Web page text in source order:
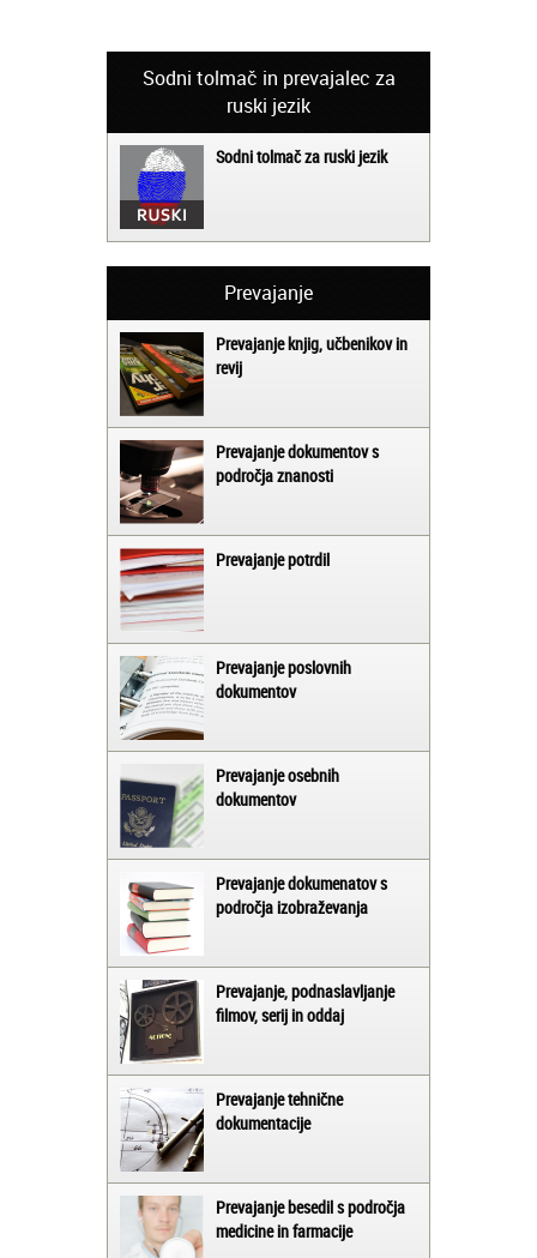
Sodni tolmač in prevajalec za
ruski jezik
Sodni tolmač za ruski jezik
Prevajanje
Prevajanje knjig, učbenikov in
revij
Prevajanje dokumentov s
področja znanosti
Prevajanje potrdil
Prevajanje poslovnih
dokumentov
Prevajanje osebnih
dokumentov
Prevajanje dokumenatov s
področja izobraževanja
Prevajanje, podnaslavljanje
filmov, serij in oddaj
Prevajanje tehnične
dokumentacije
Prevajanje besedil s področja
medicine in farmacije